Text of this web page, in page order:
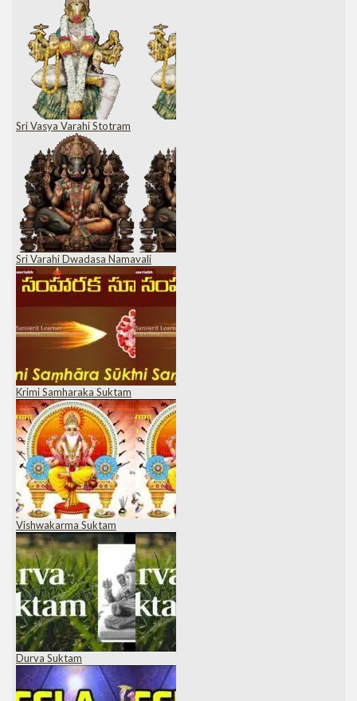
Sri Vasya Varahi Stotram
Sri Varahi Dwadasa Namavali
Krimi Samharaka Suktam
Vishwakarma Suktam
Durva Suktam